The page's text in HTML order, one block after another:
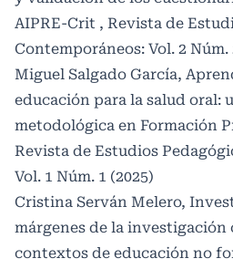
AIPRE-Crit , Revista de
Contemporáneos: Vol. 2 Núm.
Miguel Salgado García,
educación para la salud oral:
metodológica en Formación
Revista de Estudios
Vol. 1 Núm. 1 (2025)
Cristina Serván Melero,
márgenes de la
contextos de educación no